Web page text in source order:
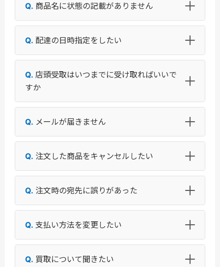
商品名に状態の記載がありません
配達の日時指定をしたい
店頭受取はいつまでに受け取ればいいで
すか
メールが届きません
注文した商品をキャンセルしたい
注文時の宛先に誤りがあった
支払い方法を変更したい
買取について聞きたい